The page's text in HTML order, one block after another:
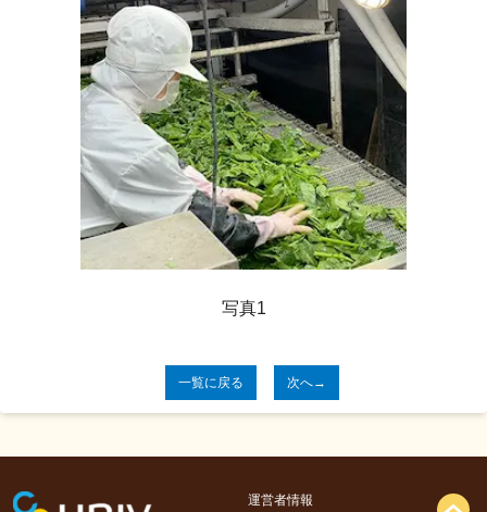
写真1
一覧に戻る 次へ→
運営者情報